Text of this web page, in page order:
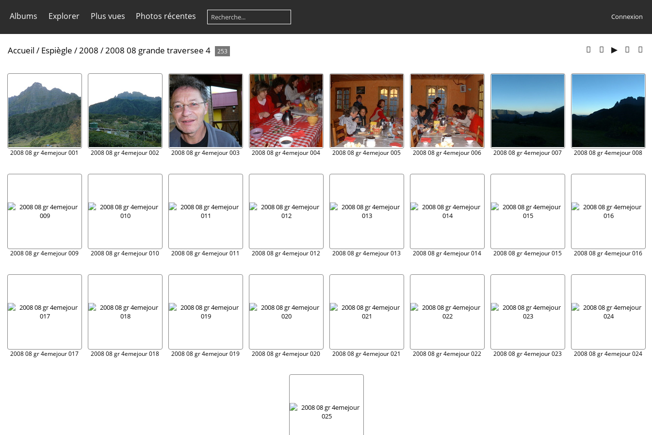
Albums Explorer Plus vues Photos récentes Connexion
Accueil / Espiègle /2008 /2008 08 grande traversee 4 253
2008 08 gr 4emejour 001 2008 08 gr 4emejour 002 2008 08 gr 4emejour 003 2008 08 gr 4emejour 004 2008 08 gr 4emejour 005 2008 08 gr 4emejour 006 2008 08 gr 4emejour 007 2008 08 gr 4emejour 008
2008 08 gr 4emejour 009 2008 08 gr 4emejour 010 2008 08 gr 4emejour 011 2008 08 gr 4emejour 012 2008 08 gr 4emejour 013 2008 08 gr 4emejour 014 2008 08 gr 4emejour 015 2008 08 gr 4emejour 016
2008 08 gr 4emejour 017 2008 08 gr 4emejour 018 2008 08 gr 4emejour 019 2008 08 gr 4emejour 020 2008 08 gr 4emejour 021 2008 08 gr 4emejour 022 2008 08 gr 4emejour 023 2008 08 gr 4emejour 024